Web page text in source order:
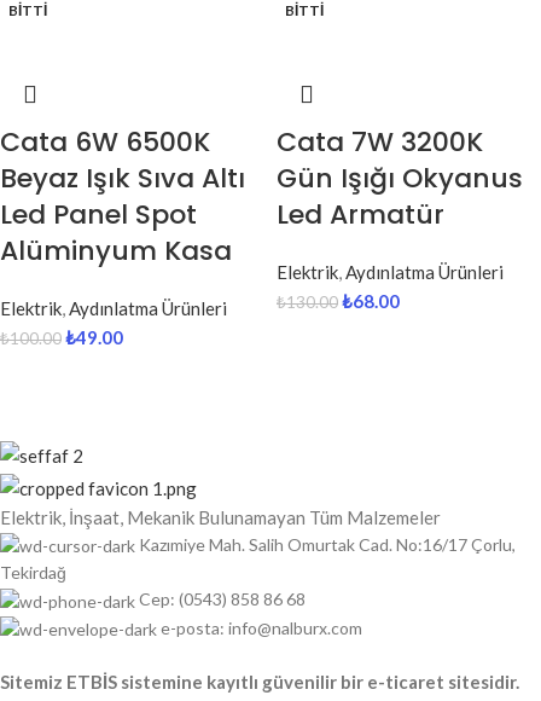
BITTI
Cata 6W 6500K
Beyaz Işık Sıva Altı
Led Panel Spot
Alüminyum Kasa
Elektrik,Aydınlatma Ürünleri
₺100.00₺49.00
BITTI
Cata 7W 3200K
Gün Işığı Okyanus
Led Armatür
Elektrik,Aydınlatma Ürünleri
₺130.00₺68.00
Elektrik, İnşaat, Mekanik Bulunamayan Tüm Malzemeler
Kazımiye Mah. Salih Omurtak Cad. No:16/17 Çorlu,
Tekirdağ
Cep: (0543) 858 86 68
e-posta: info@nalburx.com
Sitemiz ETBİS sistemine kayıtlı güvenilir bir e-ticaret sitesidir.